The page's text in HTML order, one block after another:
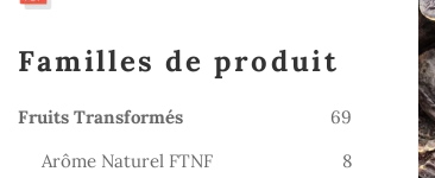
Familles de produit
Fruits Transformés 69
produits
Arôme Naturel FTNF 88